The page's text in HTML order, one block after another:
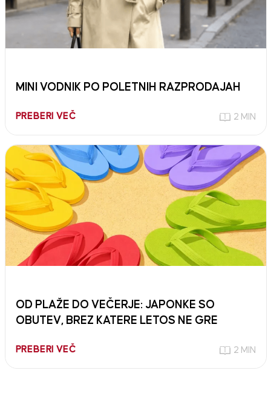
MINI VODNIK PO POLETNIH RAZPRODAJAH
PREBERI VEČ 2 MIN
OD PLAŽE DO VEČERJE: JAPONKE SO
OBUTEV, BREZ KATERE LETOS NE GRE
PREBERI VEČ 2 MIN